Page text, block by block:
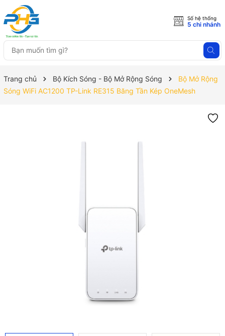
Số hệ thống
5 chi nhánh
Trang chủ Bộ Kích Sóng - Bộ Mở Rộng Sóng
Bộ Mở Rộng
Sóng WiFi AC1200 TP-Link RE315 Băng Tần Kép OneMesh